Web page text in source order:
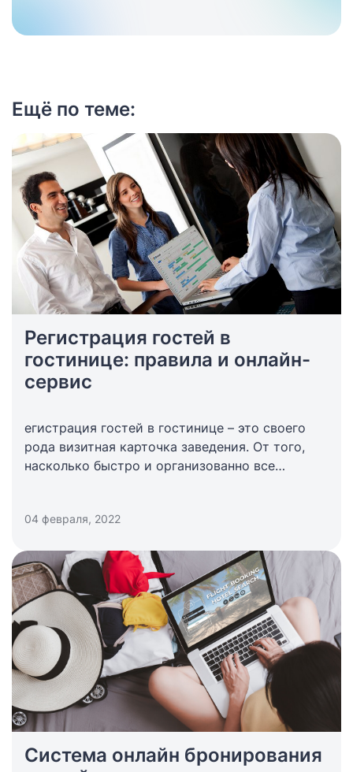
Ещё по теме:
Регистрация гостей в
гостинице: правила и онлайн-
сервис
егистрация гостей в гостинице – это своего
рода визитная карточка заведения. От того,
насколько быстро и организованно все
ее упростить?
04 февраля, 2022
Система онлайн бронирования